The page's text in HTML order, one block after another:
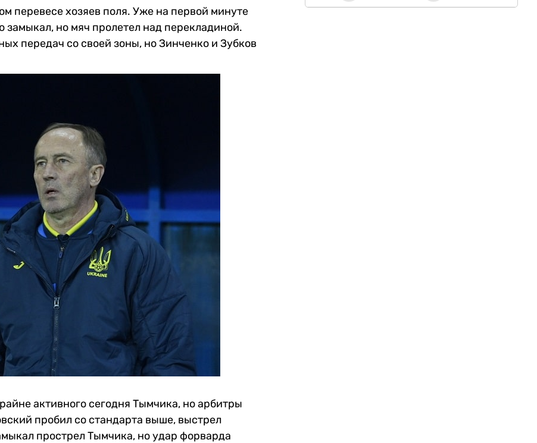
перевесе хозяев поля. Уже на первой минуте
но мяч пролетел над перекладиной.
передач со своей зоны, но Зинченко и Зубков
активного сегодня Тымчика, но арбитры
пробил со стандарта выше, выстрел
прострел Тымчика, но удар форварда